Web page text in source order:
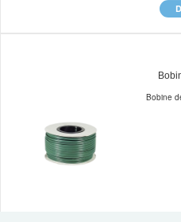
Bobine